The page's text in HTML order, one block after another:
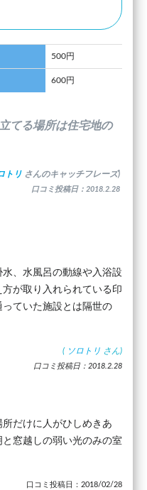
500円
600円
てる場所は住宅地の
トリ さんのキャッチフレーズ)
口コミ投稿日：2018.2.28
、水風呂の動線や入浴設
が取り入れられている印
ていた施設とは隔世の
( ソロトリ さん)
口コミ投稿日：2018.2.28
だけに人がひしめきあ
窓越しの弱い光のみの室
口コミ投稿日：2018/02/28